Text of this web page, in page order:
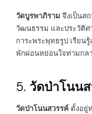
วัดบูรพาภิราม จึงเป็นส
วัฒนธรรม และประวัติศ
การะพระพุทธรูป เรียน
พักผ่อนหย่อนใจท่ามกล
5. วัดป่าโนน
วัดป่าโนนสวรรค์ ตั้งอยู่